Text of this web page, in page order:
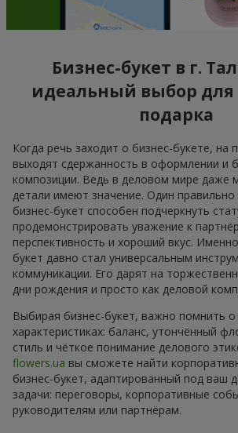
Бизнес-букет в г.
идеальный выбор для
подарка
Когда речь заходит о бизнес-букете, на
выходят сдержанность в оформлении и
композиции. Ведь в деловом мире даже
детали имеют значение. Один
бизнес-букет способен подчеркнуть
продемонстрировать уважение к
перспективность и хороший вкус.
букет давно стал универсальным
коммуникации. Его дарят на
дни рождения и просто как деловой
Выбирая бизнес-букет, важно помнить
характеристиках: баланс, утончённый
стиль и чёткое понимание делового
flowers.ua вы сможете найти
бизнес-букет, адаптированный под ваш
задачи: переговоры, корпоративные
руководителям или партнёрам.